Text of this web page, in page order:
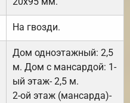
На гвозди.
Дом одноэтажный: 2,5
м. Дом с мансардой: 1-
ый этаж- 2,5 м.
2-ой этаж (мансарда)-